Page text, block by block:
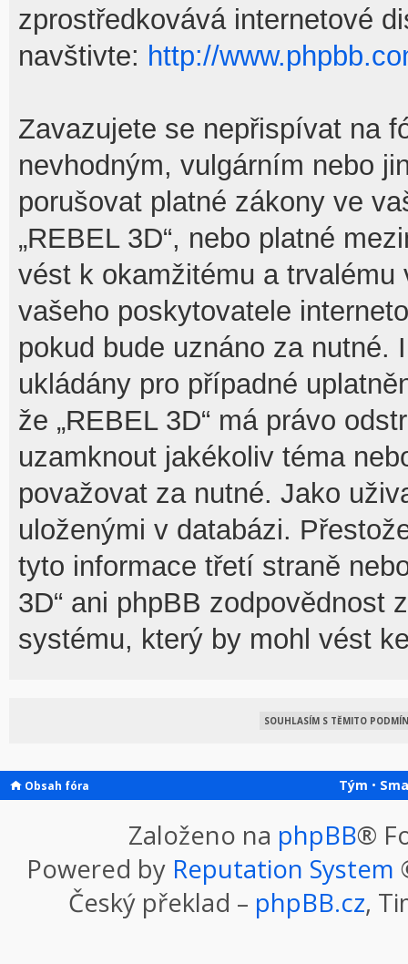
zprostředkovává internetové
navštivte: http://
Zavazujete se nepřispívat na
nevhodným, vulgárním nebo
porušovat platné zákony ve
„REBEL 3D“, nebo platné
vést k okamžitému a
vašeho poskytovatele
pokud bude uznáno za nutné.
ukládány pro případné
že „REBEL 3D“ má právo
uzamknout jakékoliv téma
považovat za nutné. Jako
uloženými v databázi.
tyto informace třetí straně
3D“ ani phpBB zodpovědnost
systému, který by mohl vést
Obsah fóra Tým •
Založeno na phpBB®
Powered by Reputation System
Český překlad – phpBB.cz,